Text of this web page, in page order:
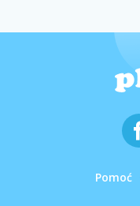
Pomoć